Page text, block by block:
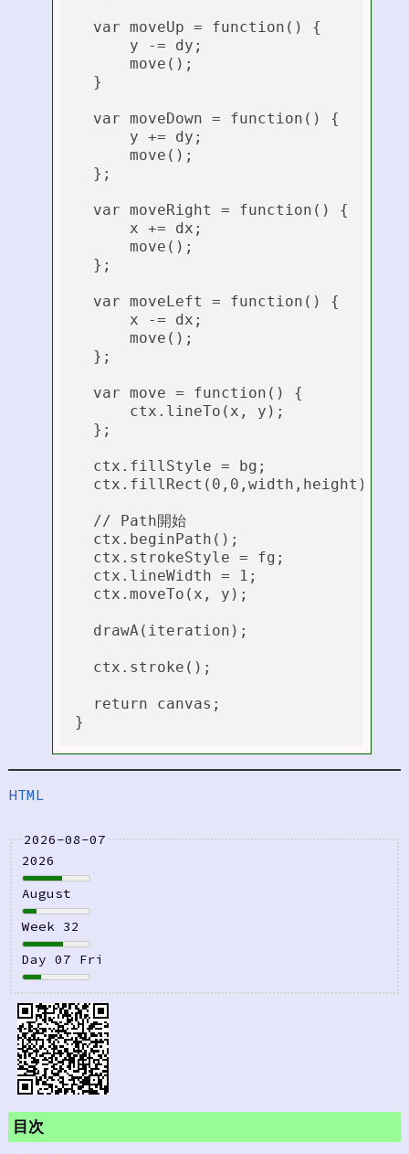
2026-08-07
2026
August
Week 32
Day 07 Fri
目次
  var moveUp = function() {
      y -= dy;
      move();
  }
  var moveDown = function() {
      y += dy;
      move();
  };
  var moveRight = function() {
      x += dx;
      move();
  };
  var moveLeft = function() {
      x -= dx;
      move();
  };
  var move = function() {
      ctx.lineTo(x, y);
  };
  ctx.fillStyle = bg;
  ctx.fillRect(0,0,width,height);
  // Path開始
  ctx.beginPath();
  ctx.strokeStyle = fg;
  ctx.lineWidth = 1;
  ctx.moveTo(x, y);
  drawA(iteration);
  ctx.stroke();
  return canvas;
HTML